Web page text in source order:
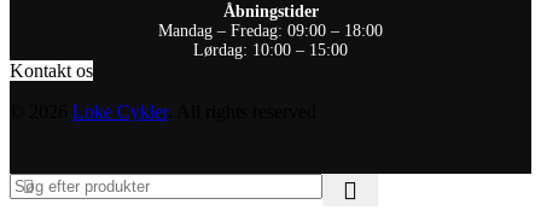
Åbningstider
Mandag – Fredag: 09:00 – 18:00
Lørdag: 10:00 – 15:00
Kontakt os
Loke Cykler. All rights reserved